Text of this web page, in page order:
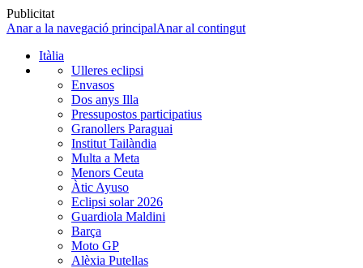
Publicitat
Anar a la navegació principalAnar al contingut
Itàlia
Ulleres eclipsi
Envasos
Dos anys Illa
Pressupostos participatius
Granollers Paraguai
Institut Tailàndia
Multa a Meta
Menors Ceuta
Àtic Ayuso
Eclipsi solar 2026
Guardiola Maldini
Barça
Moto GP
Alèxia Putellas